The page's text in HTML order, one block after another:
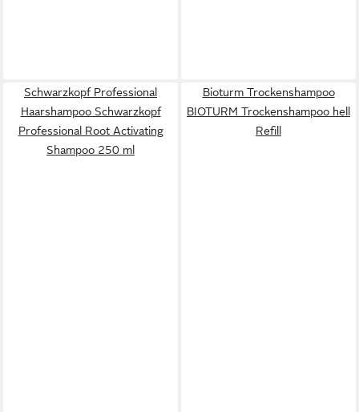
Schwarzkopf Professional
Haarshampoo Schwarzkopf
Professional Root Activating
Shampoo 250 ml
Bioturm Trockenshampoo
BIOTURM Trockenshampoo hell
Refill